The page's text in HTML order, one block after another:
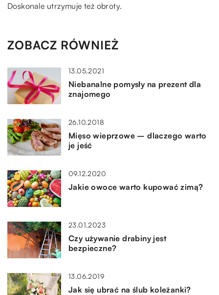
Doskonale utrzymuje też obroty.
ZOBACZ RÓWNIEŻ
13.05.2021
Niebanalne pomysły na prezent dla
znajomego
26.10.2018
Mięso wieprzowe – dlaczego warto
je jeść
09.12.2020
Jakie owoce warto kupować zimą?
23.01.2023
Czy używanie drabiny jest
bezpieczne?
13.06.2019
Jak się ubrać na ślub koleżanki?